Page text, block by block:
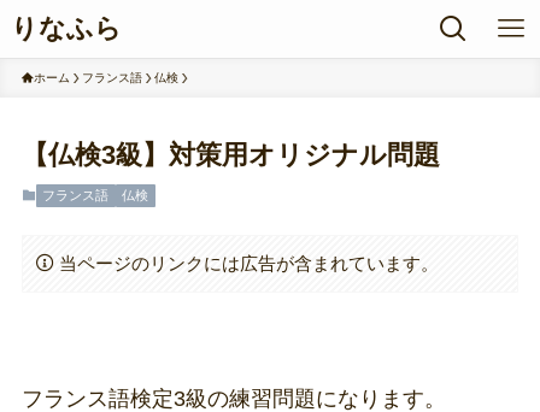
りなふら
ホーム フランス語 仏検
【仏検3級】対策用オリジナル問題
フランス語 仏検
当ページのリンクには広告が含まれています。
フランス語検定3級の練習問題になります。